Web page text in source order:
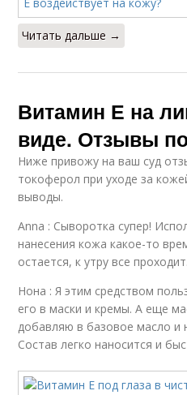
Читать дальше →
Витамин Е на
виде. Отзывы
Ниже привожу на ваш суд
токоферол при уходе за
выводы.
Anna : Сыворотка супер!
нанесения кожа какое-то
остается, к утру все проходит.
Нона : Я этим средством
его в маски и кремы. А еще
добавляю в базовое масло и
Состав легко наносится и